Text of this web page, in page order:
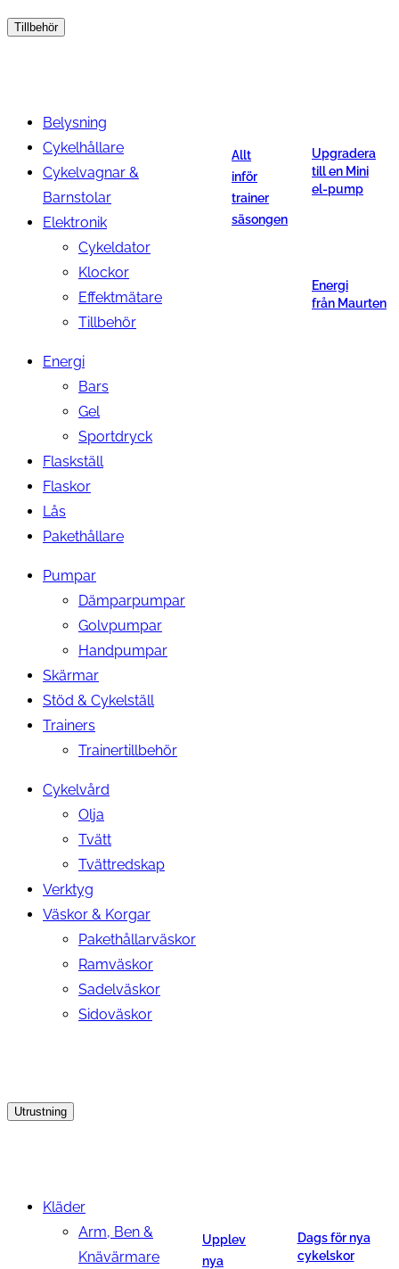
Tillbehör
Belysning
Cykelhållare
Cykelvagnar &
Barnstolar
Elektronik
Cykeldator
Klockor
Effektmätare
Tillbehör
Energi
Bars
Gel
Sportdryck
Flaskställ
Flaskor
Lås
Pakethållare
Pumpar
Dämparpumpar
Golvpumpar
Handpumpar
Skärmar
Stöd & Cykelställ
Trainers
Trainertillbehör
Cykelvård
Olja
Tvätt
Tvättredskap
Verktyg
Väskor & Korgar
Pakethållarväskor
Ramväskor
Sadelväskor
Sidoväskor
Allt
inför
trainer
säsongen
Upgradera
till en Mini
el-pump
Energi
från Maurten
Utrustning
Kläder
Arm, Ben &
Knävärmare
Upplev
nya
Dags för nya
cykelskor